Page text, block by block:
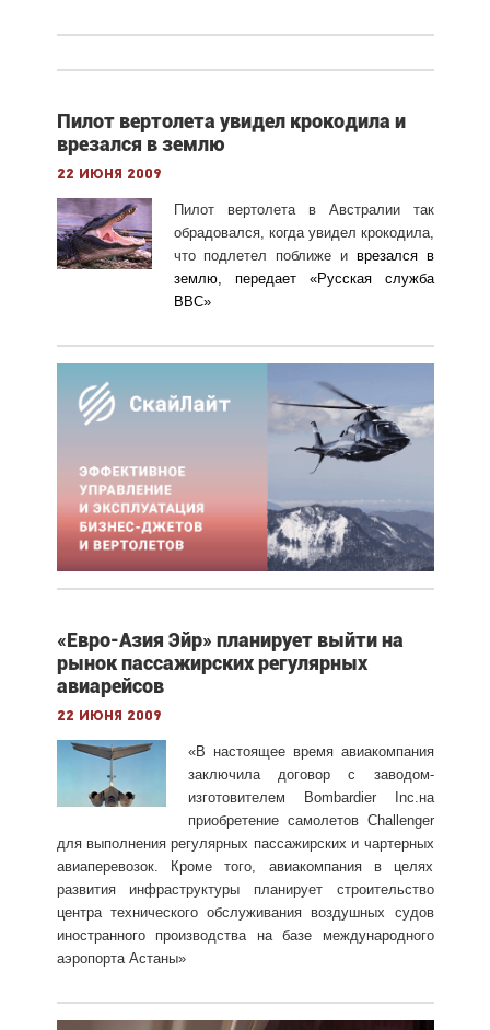
Пилот вертолета увидел крокодила и
врезался в землю
22 июня 2009
Пилот вертолета в Австралии так
обрадовался, когда увидел крокодила,
что подлетел поближе и врезался в
землю, передает «Русская служба
ВВС»
«Евро-Азия Эйр» планирует выйти на
рынок пассажирских регулярных
авиарейсов
22 июня 2009
«В настоящее время авиакомпания
заключила договор с заводом-
изготовителем Bombardier Inc.на
приобретение самолетов Challenger
для выполнения регулярных пассажирских и чартерных
авиаперевозок. Кроме того, авиакомпания в целях
развития инфраструктуры планирует строительство
центра технического обслуживания воздушных судов
иностранного производства на базе международного
аэропорта Астаны»